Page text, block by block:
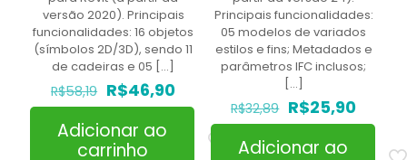
versão 2020). Principais
funcionalidades: 16 objetos
(símbolos 2D/3D), sendo 11
de cadeiras e 05 […]
R$58,19 O
preço
original
era:
R$46,90O
preço
atual
Adicionar ao
carrinho
Principais funcionalidades:
05 modelos de variados
estilos e fins; Metadados e
parâmetros IFC inclusos;
[…]
R$32,89 O
preço
original
R$25,90O
preço
Adicionar ao